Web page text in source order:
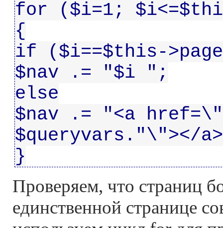
for ($i=1;
{
if ($i==$this-
$nav .= "$i ";
else
$nav .= "<a
$queryvars."\"></
}
Проверяем, что страниц
единственной странице